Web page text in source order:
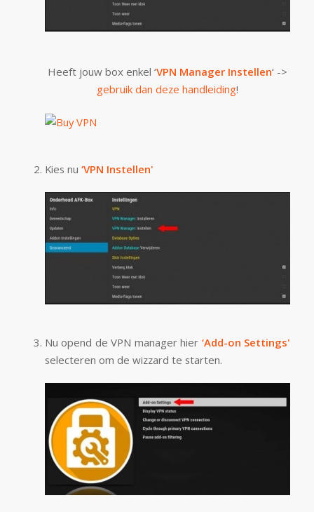
Heeft jouw box enkel ‘VPN Manager Instellen‘ ->
gebruik dan deze handleiding!
Kies nu ‘VPN Instellen'
Nu opend de VPN manager hier ‘Add-on Settings'
selecteren om de wizzard te starten.